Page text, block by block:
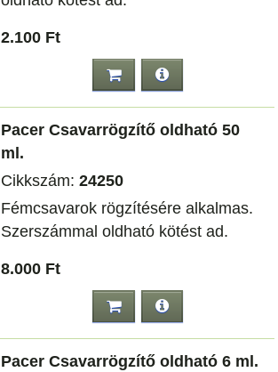
2.100 Ft
Pacer Csavarrögzítő oldható 50
ml.
Cikkszám: 24250
Fémcsavarok rögzítésére alkalmas.
Szerszámmal oldható kötést ad.
8.000 Ft
Pacer Csavarrögzítő oldható 6 ml.